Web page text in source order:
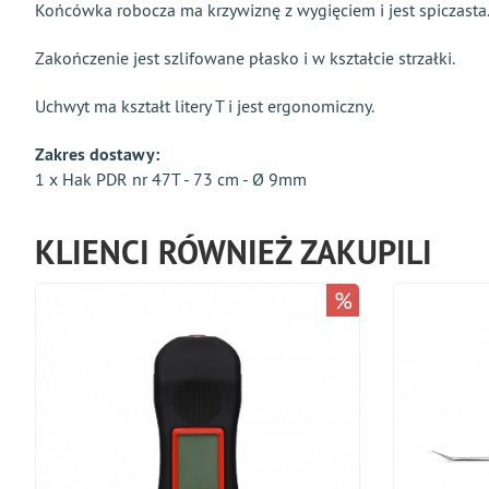
Końcówka robocza ma krzywiznę z wygięciem i jest spiczasta.
Zakończenie jest szlifowane płasko i w kształcie strzałki.
Uchwyt ma kształt litery T i jest ergonomiczny.
Zakres dostawy:
1 x Hak PDR nr 47Т - 73 cm - Ø 9mm
KLIENCI RÓWNIEŻ ZAKUPILI
%